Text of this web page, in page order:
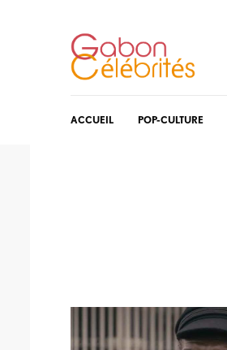
ACCUEIL POP-CULTURE